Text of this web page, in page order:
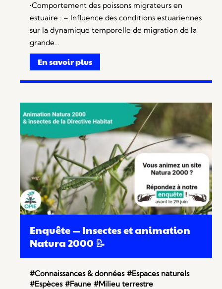
•Comportement des poissons migrateurs en
estuaire : – Influence des conditions estuariennes
sur la dynamique temporelle de migration de la
grande…
En savoir plus
Enquête — Insectes et animation
Natura 2000 📝
#Connaissances & données #Espaces naturels
#Espèces #Faune #Milieu terrestre